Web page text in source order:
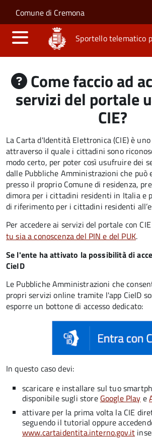
Salta al contenuto principale
Skip to site navigation
Comune di Cremona
Sportello telematico
Come faccio ad
servizi del portale
CIE?
La Carta d'Identità Elettronica (CIE) è
attraverso il quale i cittadini sono
modo certo, per poter così usufruire dei
dalle Pubbliche Amministrazioni che può
presso il proprio Comune di residenza,
dimora per i cittadini residenti in Italia e
di riferimento per i cittadini residenti
Per accedere ai servizi del portale con
tu sia a conoscenza del PIN e del PUK.
Se l'ente ha attivato la possibilità di
CieID
Le Pubbliche Amministrazioni che
propri servizi online tramite l'app CieID
esporre un bottone di accesso dedicato:
In questo caso devi:
scaricare e installare sul tuo
disponibile sugli store Google Play e
attivare per la prima volta la CIE
seguendo il tutorial oppure
www.cartaidentita.interno.gov.it